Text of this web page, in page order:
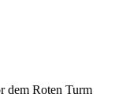
dem Roten Turm